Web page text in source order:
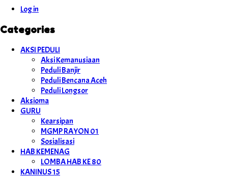
Log in
Categories
AKSI PEDULI
Aksi Kemanusiaan
Peduli Banjir
Peduli Bencana Aceh
Peduli Longsor
Aksioma
GURU
Kearsipan
MGMP RAYON 01
Sosialisasi
HAB KEMENAG
LOMBA HAB KE 80
KANINUS 15